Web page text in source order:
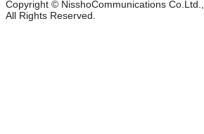
Copyright © NisshoCommunications Co.Ltd.,
All Rights Reserved.